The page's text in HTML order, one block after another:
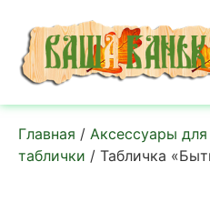
Главная / Аксессуары для
таблички / Табличка